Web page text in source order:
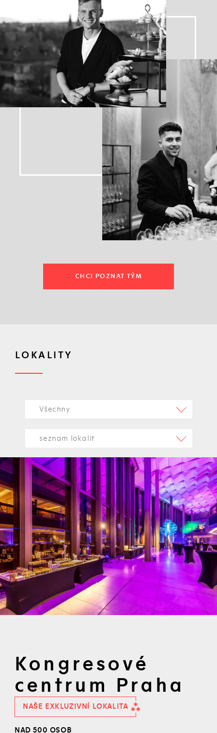
CHCI POZNAT TÝM
LOKALITY
Všechny
seznam lokalit
Kongresové
centrum Praha
NAŠE EXKLUZIVNÍ LOKALITA
NAD 500 OSOB